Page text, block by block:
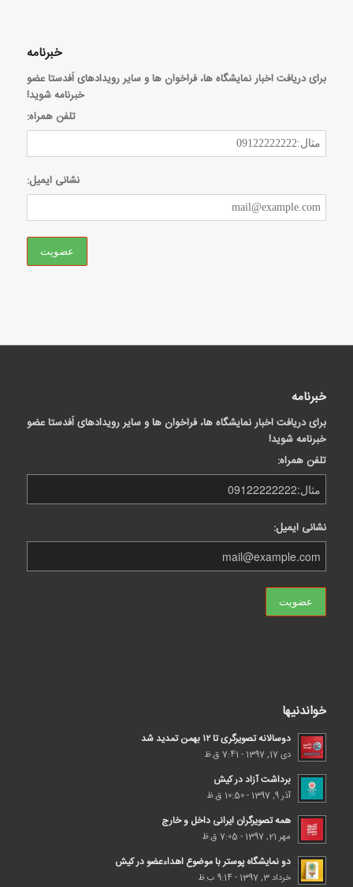
خبرنامه
برای دریافت اخبار نمایشگاه ها، فراخوان ها و سایر رویدادهای اَفدستا عضو
خبرنامه شوید!
تلفن همراه:
نشانی ایمیل:
خبرنامه
برای دریافت اخبار نمایشگاه ها، فراخوان ها و سایر رویدادهای اَفدستا عضو
خبرنامه شوید!
تلفن همراه:
نشانی ایمیل:
خواندنیها
دوسالانه تصویرگری تا ۱۲ بهمن تمدید شد
دی 17, 1397 - 7:41 ق.ظ
برداشت آزاد در کیش
آذر 9, 1397 - 10:50 ق.ظ
همه تصویرگران ایرانی داخل و خارج
مهر 21, 1397 - 7:05 ق.ظ
دو نمایشگاه پوستر با موضوع اهداء‌عضو در کیش
خرداد 3, 1397 - 9:14 ب.ظ